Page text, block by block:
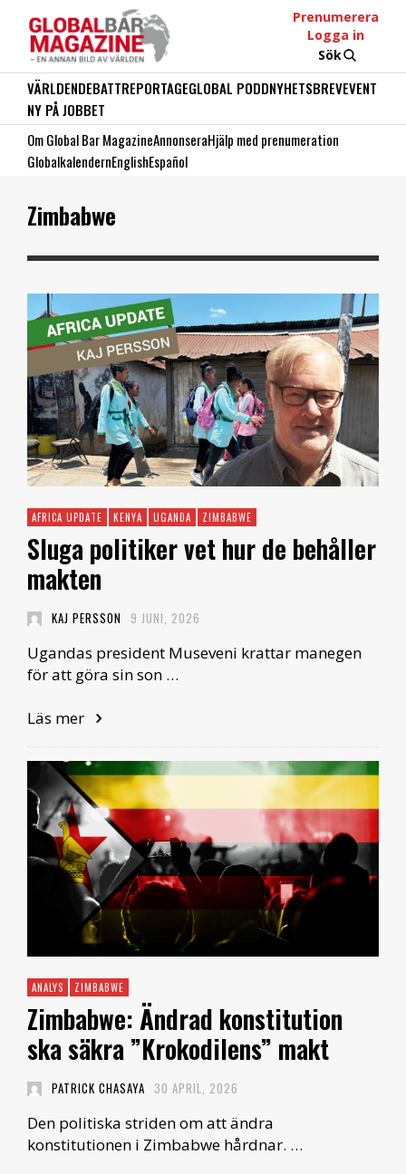
Prenumerera
Logga in
Sök
VÄRLDENDEBATTREPORTAGEGLOBAL PODDNYHETSBREVEVENT
NY PÅ JOBBET
Om Global Bar MagazineAnnonseraHjälp med prenumeration
GlobalkalendernEnglishEspañol
Zimbabwe
AFRICA UPDATE KENYA UGANDA ZIMBABWE
Sluga politiker vet hur de behåller
makten
KAJ PERSSON 9 JUNI, 2026
Ugandas president Museveni krattar manegen
för att göra sin son …
Läs mer
ANALYS ZIMBABWE
Zimbabwe: Ändrad konstitution
ska säkra ”Krokodilens” makt
PATRICK CHASAYA 30 APRIL, 2026
Den politiska striden om att ändra
konstitutionen i Zimbabwe hårdnar. …